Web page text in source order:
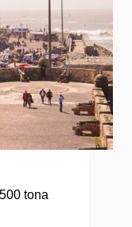
tona